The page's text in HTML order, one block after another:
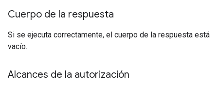
Cuerpo de la respuesta
Si se ejecuta correctamente, el cuerpo de la respuesta está
vacío.
Alcances de la autorización